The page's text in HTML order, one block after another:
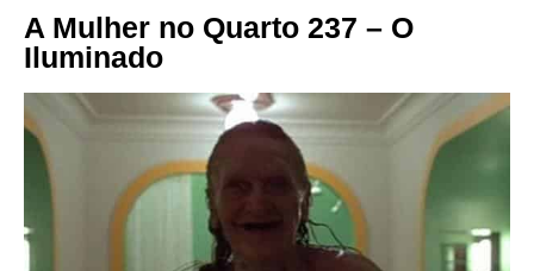
A Mulher no Quarto 237 – O
Iluminado